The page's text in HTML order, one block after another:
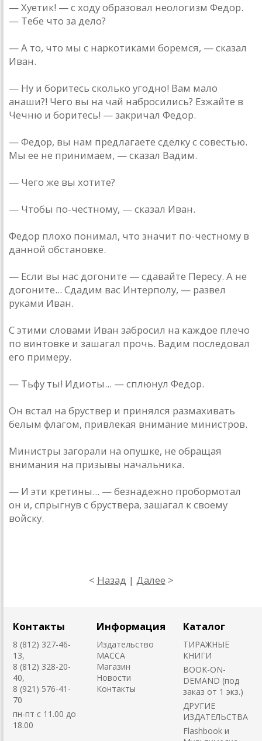
— Хуетик! — с ходу образовал неологизм Федор.
— Тебе что за дело?
— А то, что мы с наркотиками боремся, — сказал
Иван.
— Ну и боритесь сколько угодно! Вам мало
анаши?! Чего вы на чай набросились? Езжайте в
Чечню и боритесь! — закричал Федор.
— Федор, вы нам предлагаете сделку с совестью.
Мы ее не принимаем, — сказал Вадим.
— Чего же вы хотите?
— Чтобы по-честному, — сказал Иван.
Федор плохо понимал, что значит по-честному в
данной обстановке.
— Если вы нас догоните — сдавайте Пересу. А не
догоните... Сдадим вас Интерполу, — развел
руками Иван.
С этими словами Иван забросил на каждое плечо
по винтовке и зашагал прочь. Вадим последовал
его примеру.
— Тьфу ты! Идиоты... — сплюнул Федор.
Он встал на бруствер и принялся размахивать
белым флагом, привлекая внимание министров.
Министры загорали на опушке, не обращая
внимания на призывы начальника.
— И эти кретины... — безнадежно пробормотал
он и, спрыгнув с бруствера, зашагал к своему
войску.
< Назад | Далее >
Контакты
8 (812) 327-46-
13,
8 (812) 328-20-
40,
8 (921) 576-41-
70
пн-пт с 11.00 до
18.00
Информация
Издательство
MACCA
Магазин
Новости
Контакты
Каталог
ТИРАЖНЫЕ
КНИГИ
BOOK-ON-
DEMAND (под
заказ от 1 экз.)
ДРУГИЕ
ИЗДАТЕЛЬСТВА
Flashbook и